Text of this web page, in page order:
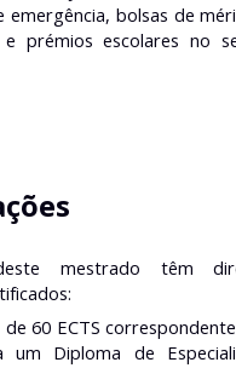
emergência, bolsas de
prémios escolares no
mestrado têm
de 60 ECTS
Diploma de